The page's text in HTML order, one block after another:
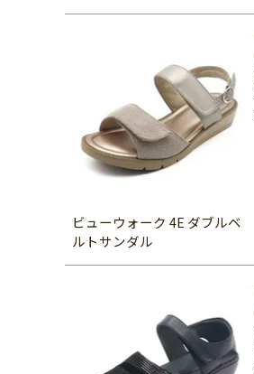
ビューウォーク 4E ダブルベ
ルトサンダル